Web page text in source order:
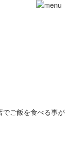
ご飯を食べる事が